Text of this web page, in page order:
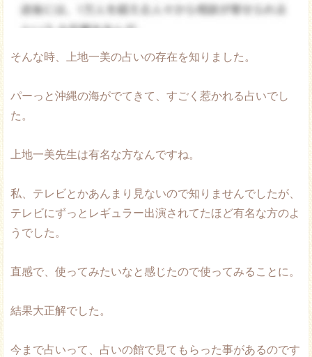
そんな時、上地一美の占いの存在を知りました。
パーっと沖縄の海がでてきて、すごく惹かれる占いでし
た。
上地一美先生は有名な方なんですね。
私、テレビとかあんまり見ないので知りませんでしたが、
テレビにずっとレギュラー出演されてたほど有名な方のよ
うでした。
直感で、使ってみたいなと感じたので使ってみることに。
結果大正解でした。
今まで占いって、占いの館で見てもらった事があるのです